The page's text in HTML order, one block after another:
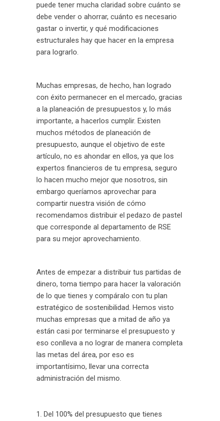
puede tener mucha claridad sobre cuánto se
debe vender o ahorrar, cuánto es necesario
gastar o invertir, y qué modificaciones
estructurales hay que hacer en la empresa
para lograrlo.
Muchas empresas, de hecho, han logrado
con éxito permanecer en el mercado, gracias
a la planeación de presupuestos y, lo más
importante, a hacerlos cumplir. Existen
muchos métodos de planeación de
presupuesto, aunque el objetivo de este
artículo, no es ahondar en ellos, ya que los
expertos financieros de tu empresa, seguro
lo hacen mucho mejor que nosotros, sin
embargo queríamos aprovechar para
compartir nuestra visión de cómo
recomendamos distribuir el pedazo de pastel
que corresponde al departamento de RSE
para su mejor aprovechamiento.
Antes de empezar a distribuir tus partidas de
dinero, toma tiempo para hacer la valoración
de lo que tienes y compáralo con tu plan
estratégico de sostenibilidad. Hemos visto
muchas empresas que a mitad de año ya
están casi por terminarse el presupuesto y
eso conlleva a no lograr de manera completa
las metas del área, por eso es
importantísimo, llevar una correcta
administración del mismo.
Del 100% del presupuesto que tienes